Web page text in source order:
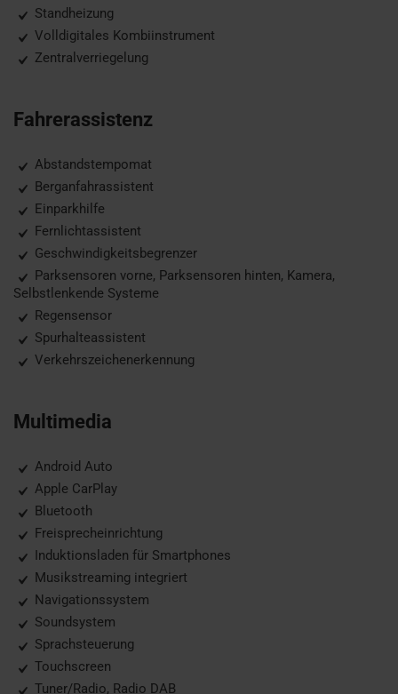
Standheizung
Volldigitales Kombiinstrument
Zentralverriegelung
Fahrerassistenz
Abstandstempomat
Berganfahrassistent
Einparkhilfe
Fernlichtassistent
Geschwindigkeitsbegrenzer
Parksensoren vorne, Parksensoren hinten, Kamera,
Selbstlenkende Systeme
Regensensor
Spurhalteassistent
Verkehrszeichenerkennung
Multimedia
Android Auto
Apple CarPlay
Bluetooth
Freisprecheinrichtung
Induktionsladen für Smartphones
Musikstreaming integriert
Navigationssystem
Soundsystem
Sprachsteuerung
Touchscreen
Tuner/Radio, Radio DAB